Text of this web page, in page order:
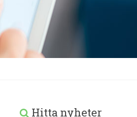
Hitta nyheter